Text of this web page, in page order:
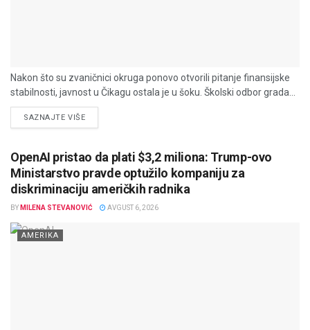
Nakon što su zvaničnici okruga ponovo otvorili pitanje finansijske
stabilnosti, javnost u Čikagu ostala je u šoku. Školski odbor grada...
SAZNAJTE VIŠEDETAILS
OpenAI pristao da plati $3,2 miliona: Trump-ovo
Ministarstvo pravde optužilo kompaniju za
diskriminaciju američkih radnika
BY MILENA STEVANOVIĆ AVGUST 6, 2026
AMERIKA